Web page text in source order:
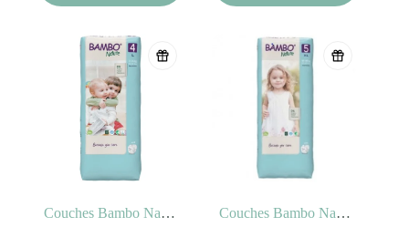
Couches Bambo Nature Taille 4 L, 7-14kg (48 unités)
Couches Bambo Nature Taille 5 XL, 12-18kg (44 unités)